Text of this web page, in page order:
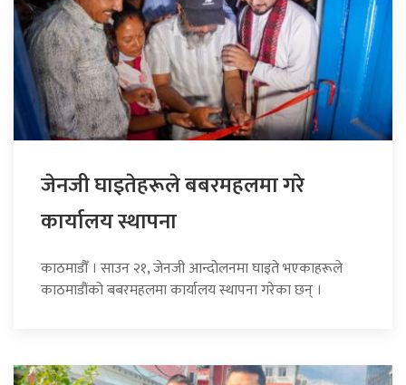
जेनजी घाइतेहरूले बबरमहलमा गरे
कार्यालय स्थापना
काठमाडौँ । साउन २१, जेनजी आन्दोलनमा घाइते भएकाहरूले
काठमाडौंको बबरमहलमा कार्यालय स्थापना गरेका छन् ।